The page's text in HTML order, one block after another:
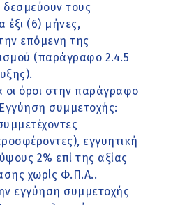
δεσμεύουν τους
έξι (6) μήνες,
επόμενη της
(παράγραφο 2.4.5
οι όροι στην παράγραφο
συμμετοχής:
εγγυητική
2% επί της αξίας
χωρίς Φ.Π.Α..
εγγύηση συμμετοχής